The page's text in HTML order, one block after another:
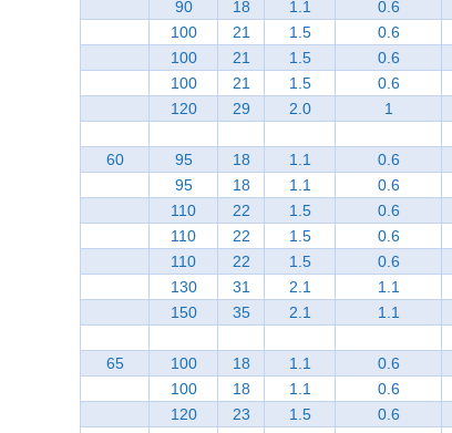
90
18 1.1 0.6
100
21 1.5 0.6
100
21 1.5 0.6
100
21 1.5 0.6
120
29 2.0 1
60 95 18 1.1 0.6
95
18 1.1 0.6
110
22 1.5 0.6
110
22 1.5 0.6
110
22 1.5 0.6
130
31 2.1 1.1
150
35 2.1 1.1
65 100 18 1.1 0.6
100
18 1.1 0.6
120
23 1.5 0.6